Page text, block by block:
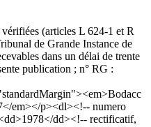
(articles L 624-1 et R
de Grande Instance de
dans un délai de trente
publication ; n° RG :
em></p><dl><!-- numero
dd><!-- rectificatif,